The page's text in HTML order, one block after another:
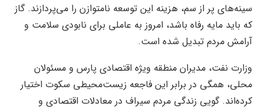
سینه‌های پر از سم، هزینه این توسعه نامتوازن را می‌پردازند. گاز
که باید مایه رفاه باشد، امروز به عاملی برای نابودی سلامت و
آرامش مردم تبدیل شده است.
وزارت نفت، مدیران منطقه ویژه اقتصادی پارس و مسئولان
محلی، همگی در برابر این فاجعه زیست‌محیطی سکوت اختیار
کرده‌اند. گویی زندگی مردم سیراف در معادلات اقتصادی و